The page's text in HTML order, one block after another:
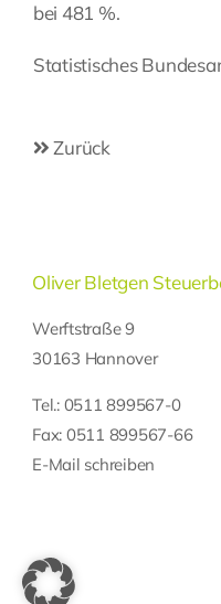
bei 481 %.
Statistisches
Zurück
Oliver Bletgen
Werftstraße 9
30163 Hannover
Tel.: 0511 899567-0
Fax: 0511 899567-66
E-Mail schreiben